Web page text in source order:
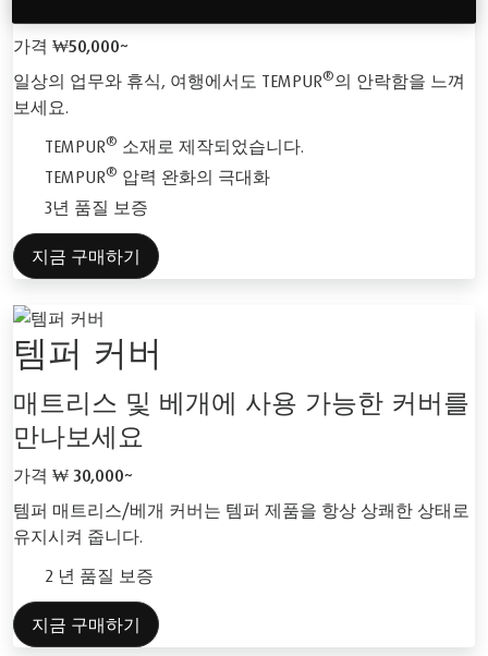
가격 ₩50,000~
일상의 업무와 휴식, 여행에서도 TEMPUR®의 안락함을 느껴
보세요.
TEMPUR® 소재로 제작되었습니다.
TEMPUR® 압력 완화의 극대화
3년 품질 보증
지금 구매하기
템퍼 커버
매트리스 및 베개에 사용 가능한 커버를
만나보세요
가격 ₩ 30,000~
템퍼 매트리스/베개 커버는 템퍼 제품을 항상 상쾌한 상태로
유지시켜 줍니다.
2 년 품질 보증
지금 구매하기